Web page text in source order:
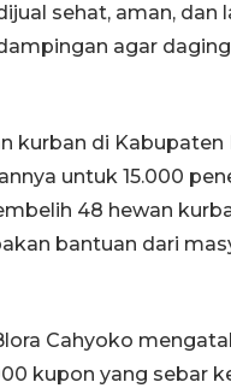
sehat, aman,
agar
kurban di
untuk 15.000
48 hewan
bantuan dari
Cahyoko
kupon yang sebar